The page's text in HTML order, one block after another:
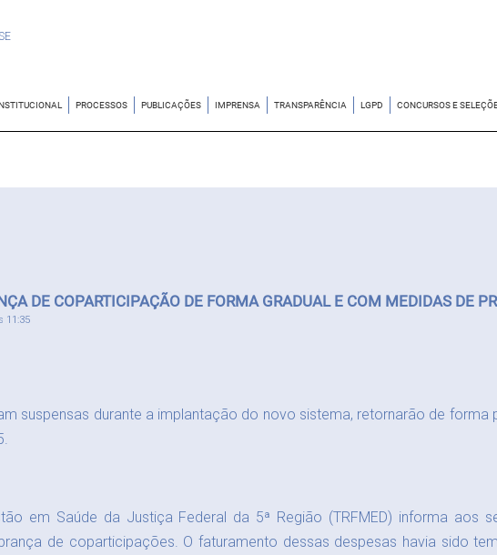
PROCESSOS PUBLICAÇÕES IMPRENSA TRANSPARÊNCIA LGPD CONCURSOS E
DE COPARTICIPAÇÃO DE FORMA GRADUAL E COM MEDIDAS DE
11:35
suspensas durante a implantação do novo sistema, retornarão de
em Saúde da Justiça Federal da 5ª Região (TRFMED) informa aos
de coparticipações. O faturamento dessas despesas havia sido